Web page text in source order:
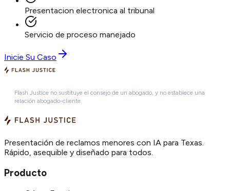
Presentacion electronica al tribunal
Servicio de proceso manejado
Inicie Su Caso
Flash Justice no sustituye el consejo de un abogado, y no establece una
relación abogado-cliente.
Presentación de reclamos menores con IA para Texas.
Rápido, asequible y diseñado para todos.
Producto